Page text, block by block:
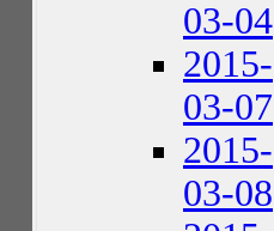
03-04
2015-
03-07
2015-
03-08